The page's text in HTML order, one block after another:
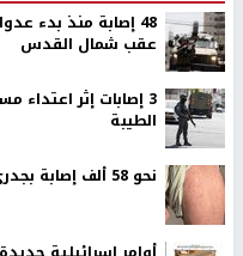
48 إصابة منذ بدء
عقب شمال القدس
‏3 إصابات إثر
الطيبة
نحو 58 ألف إصابة بجدري الماء في قطاع غزة منذ بداية العام